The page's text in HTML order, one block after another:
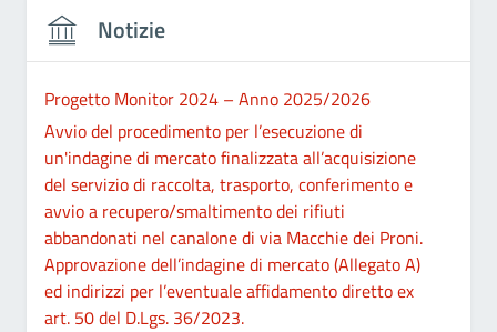
Notizie
Progetto Monitor 2024 – Anno 2025/2026
Avvio del procedimento per l’esecuzione di
un'indagine di mercato finalizzata all’acquisizione
del servizio di raccolta, trasporto, conferimento e
avvio a recupero/smaltimento dei rifiuti
abbandonati nel canalone di via Macchie dei Proni.
Approvazione dell’indagine di mercato (Allegato A)
ed indirizzi per l’eventuale affidamento diretto ex
art. 50 del D.Lgs. 36/2023.